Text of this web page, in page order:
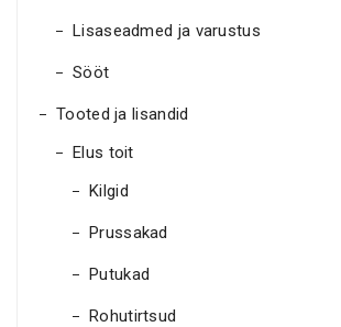
Lisaseadmed ja varustus
Sööt
Tooted ja lisandid
Elus toit
Kilgid
Prussakad
Putukad
Rohutirtsud